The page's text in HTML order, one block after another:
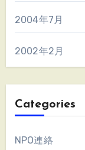
2004年7月
2002年2月
Categories
NPO連絡